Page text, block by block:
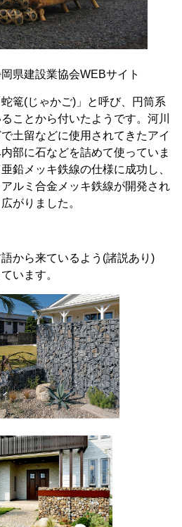
県建設業協会WEBサイト
篭(じゃかご) 」と呼び、円筒系
ことから付いたようです。河川
土留などに使用されてきたアイ
部に石などを詰めて使っていま
鉛メッキ鉄線の仕様に成功し、
ルミ合金メッキ鉄線が開発され
がりました。
から来ているよう (諸説あり )
います。